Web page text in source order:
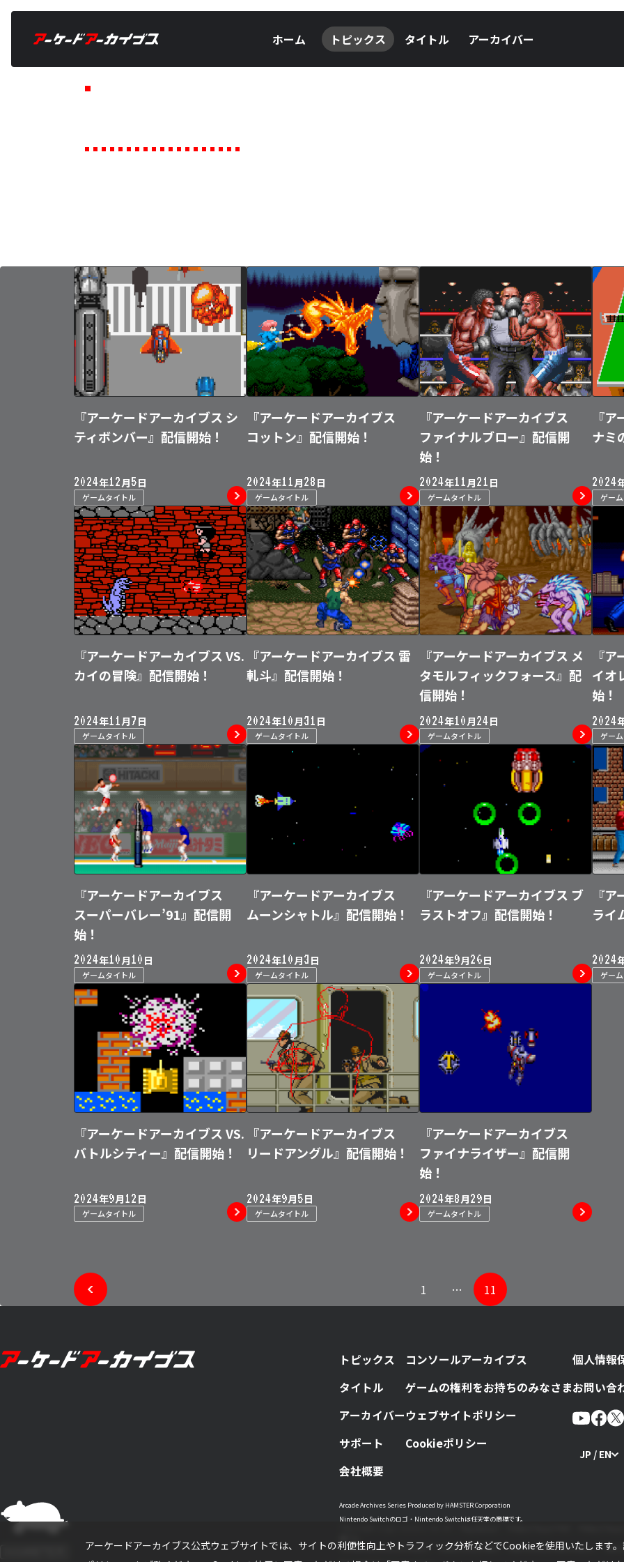
ホーム トピックス タイトル アーカイバー
『アーケードアーカイブス シ
ティボンバー』配信開始！
2024年12月5日
ゲームタイトル
『アーケードアーカイブス
コットン』配信開始！
2024年11月28 日
ゲームタイトル
『アーケードアーカイブス
ファイナルブロー』配信開
始！
2024年11月21 日
ゲームタイトル
『
ナミ
2024
ゲー
『アーケードアーカイブス VS.
カイの冒険』配信開始！
2024年11月7 日
ゲームタイトル
『アーケードアーカイブス 雷
軋斗』配信開始！
2024年10月31 日
ゲームタイトル
『アーケードアーカイブス メ
タモルフィックフォース』配
信開始！
2024年10月24日
ゲームタイトル
『
イオ
始！
2024
ゲー
『アーケードアーカイブス
スーパーバレー’91』配信開
始！
2024年10月10 日
ゲームタイトル
『アーケードアーカイブス
ムーンシャトル』配信開始！
2024年10月3 日
ゲームタイトル
『アーケードアーカイブス ブ
ラストオフ』配信開始！
2024年9月26日
ゲームタイトル
『
ライ
2024
ゲー
『アーケードアーカイブス VS.
バトルシティー』配信開始！
2024年9月12 日
ゲームタイトル
『アーケードアーカイブス
リードアングル』配信開始！
2024年9月5日
ゲームタイトル
『アーケードアーカイブス
ファイナライザー』配信開
始！
2024年8月29日
ゲームタイトル
1 … 11
トピックス
タイトル
アーカイバー
サポート
会社概要
コンソールアーカイブス
ゲームの権利をお持ちのみなさま
ウェブサイトポリシー
Cookieポリシー
個人情報
お問い合
JP / EN
Arcade Archives Series Produced by HAMSTER Corporation
Nintendo Switchのロゴ・Nintendo Switchは任天堂の商標です。
“WindowsロゴおよびWindows”、“XboxロゴおよびXbox”、“Xbox OneおよびXbox Oneロゴ”、
アーケードアーカイブス公式ウェブサイトでは、サイトの利便性向上やトラフィック分析などでCookieを使用いたします